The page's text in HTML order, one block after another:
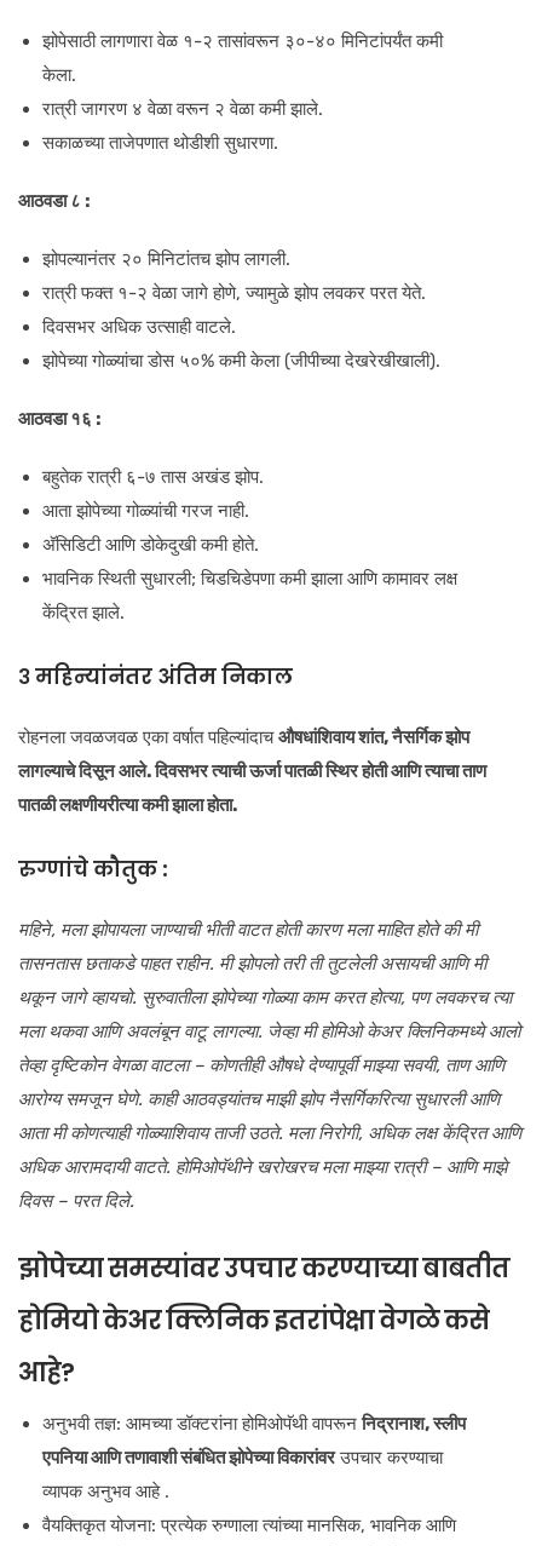
झोपेसाठी लागणारा वेळ १-२ तासांवरून ३०-४० मिनिटांपर्यंत कमी
केला.
रात्री जागरण ४ वेळा वरून २ वेळा कमी झाले.
सकाळच्या ताजेपणात थोडीशी सुधारणा.
आठवडा ८ :
झोपल्यानंतर २० मिनिटांतच झोप लागली.
रात्री फक्त १-२ वेळा जागे होणे, ज्यामुळे झोप लवकर परत येते.
दिवसभर अधिक उत्साही वाटले.
झोपेच्या गोळ्यांचा डोस ५०% कमी केला (जीपीच्या देखरेखीखाली).
आठवडा १६ :
बहुतेक रात्री ६-७ तास अखंड झोप.
आता झोपेच्या गोळ्यांची गरज नाही.
अ‍ॅसिडिटी आणि डोकेदुखी कमी होते.
भावनिक स्थिती सुधारली; चिडचिडेपणा कमी झाला आणि कामावर लक्ष
केंद्रित झाले.
३ महिन्यांनंतर अंतिम निकाल
रोहनला जवळजवळ एका वर्षात पहिल्यांदाचऔषधांशिवाय शांत, नैसर्गिक झोप
लागल्याचे दिसून आले. दिवसभर त्याची ऊर्जा पातळी स्थिर होती आणि त्याचा ताण
पातळी लक्षणीयरीत्या कमी झाला होता.
रुग्णांचे कौतुक :
महिने, मला झोपायला जाण्याची भीती वाटत होती कारण मला माहित होते की मी
तासनतास छताकडे पाहत राहीन. मी झोपलो तरी ती तुटलेली असायची आणि मी
थकून जागे व्हायचो. सुरुवातीला झोपेच्या गोळ्या काम करत होत्या, पण लवकरच त्या
मला थकवा आणि अवलंबून वाटू लागल्या. जेव्हा मी होमिओ केअर क्लिनिकमध्ये आलो
तेव्हा दृष्टिकोन वेगळा वाटला – कोणतीही औषधे देण्यापूर्वी माझ्या सवयी, ताण आणि
आरोग्य समजून घेणे. काही आठवड्यांतच माझी झोप नैसर्गिकरित्या सुधारली आणि
आता मी कोणत्याही गोळ्याशिवाय ताजी उठते. मला निरोगी, अधिक लक्ष केंद्रित आणि
अधिक आरामदायी वाटते. होमिओपॅथीने खरोखरच मला माझ्या रात्री – आणि माझे
दिवस – परत दिले.
झोपेच्या समस्यांवर उपचार करण्याच्या बाबतीत
होमियो केअर क्लिनिक इतरांपेक्षा वेगळे कसे
आहे?
अनुभवी तज्ञ: आमच्या डॉक्टरांना होमिओपॅथी वापरूननिद्रानाश, स्लीप
एपनिया आणि तणावाशी संबंधित झोपेच्या विकारांवरउपचार करण्याचा
व्यापक अनुभव आहे .
वैयक्तिकृत योजना: प्रत्येक रुग्णाला त्यांच्या मानसिक, भावनिक आणि